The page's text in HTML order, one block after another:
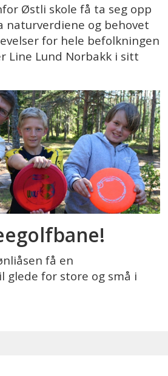
Østli skole få ta seg opp
naturverdiene og behovet
for hele befolkningen
Line Lund Norbakk i sitt
få en
glede for store og små i